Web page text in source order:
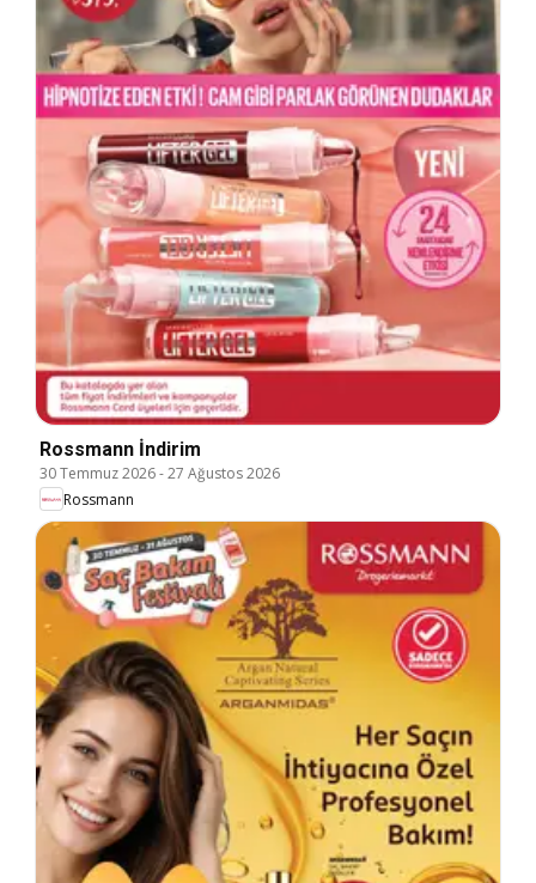
Rossmann İndirim
30 Temmuz 2026-27 Ağustos 2026
Rossmann